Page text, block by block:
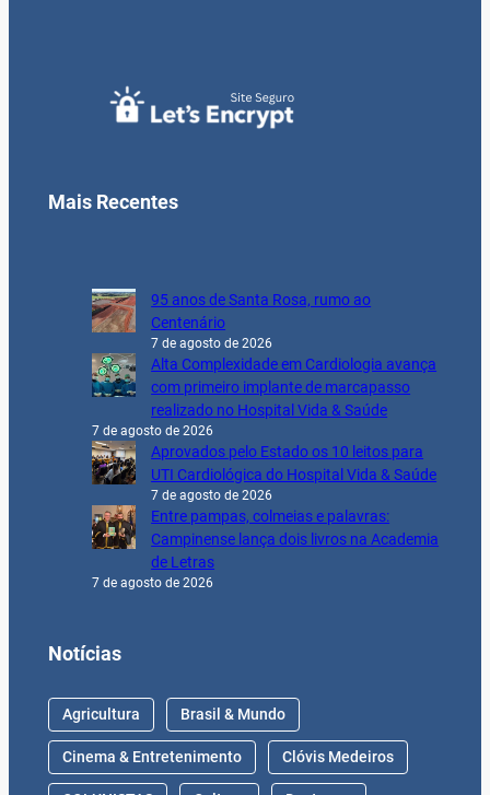
Mais Recentes
95 anos de Santa Rosa, rumo ao
Centenário
7 de agosto de 2026
Alta Complexidade em Cardiologia avança
com primeiro implante de marcapasso
realizado no Hospital Vida & Saúde
7 de agosto de 2026
Aprovados pelo Estado os 10 leitos para
UTI Cardiológica do Hospital Vida & Saúde
7 de agosto de 2026
Entre pampas, colmeias e palavras:
Campinense lança dois livros na Academia
de Letras
7 de agosto de 2026
Notícias
Agricultura Brasil & Mundo
Cinema & Entretenimento Clóvis Medeiros